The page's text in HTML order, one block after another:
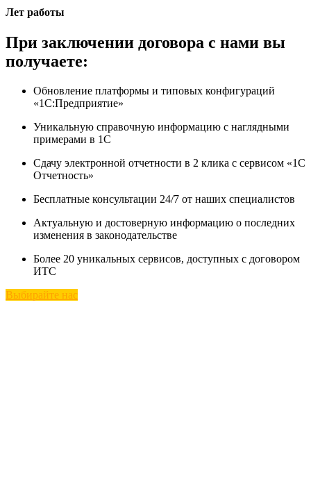
Лет работы
При заключении договора с нами вы
получаете:
Обновление платформы и типовых конфигураций
«1С:Предприятие»
Уникальную справочную информацию с наглядными
примерами в 1С
Сдачу электронной отчетности в 2 клика с сервисом «1С
Отчетность»
Бесплатные консультации 24/7 от наших специалистов
Актуальную и достоверную информацию о последних
изменения в законодательстве
Более 20 уникальных сервисов, доступных с договором
ИТС
Выбирайте нас